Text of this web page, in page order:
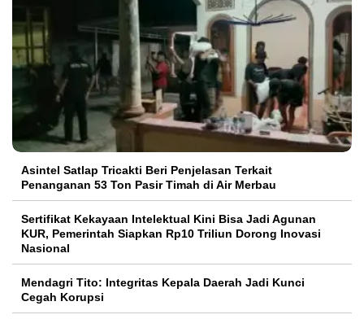
Asintel Satlap Tricakti Beri Penjelasan Terkait
Penanganan 53 Ton Pasir Timah di Air Merbau
Sertifikat Kekayaan Intelektual Kini Bisa Jadi Agunan
KUR, Pemerintah Siapkan Rp10 Triliun Dorong Inovasi
Nasional
Mendagri Tito: Integritas Kepala Daerah Jadi Kunci
Cegah Korupsi